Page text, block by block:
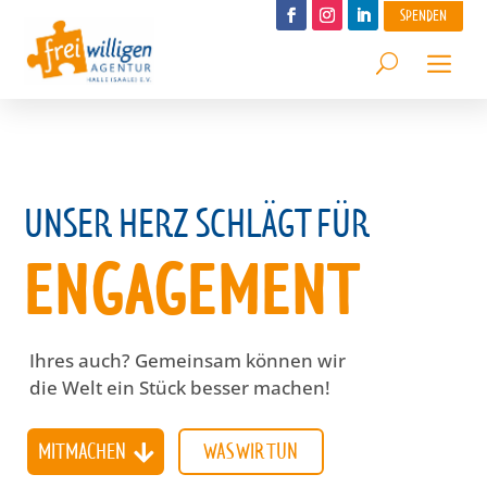
SPENDEN
UNSER HERZ SCHLÄGT FÜR
ENGAGEMENT
Ihres auch? Gemeinsam können wir
die Welt ein Stück besser machen!
MITMACHEN WAS WIR TUN